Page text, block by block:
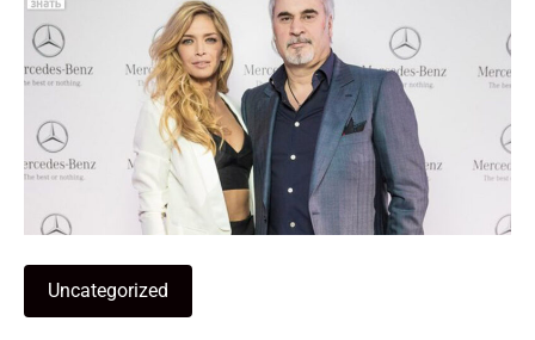
Uncategorized